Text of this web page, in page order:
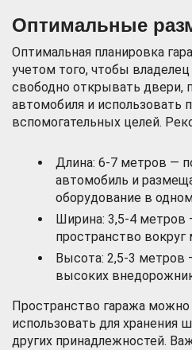
Оптимальные
Оптимальная планировка
учетом того, чтобы
свободно открывать двери,
автомобиля и использовать
вспомогательных целей.
Длина: 6-7 метров —
автомобиль и
оборудование в
Ширина: 3,5-4 метров
пространство
Высота: 2,5-3 метров
высоких
Пространство гаража
использовать для хранения
других принадлежностей.